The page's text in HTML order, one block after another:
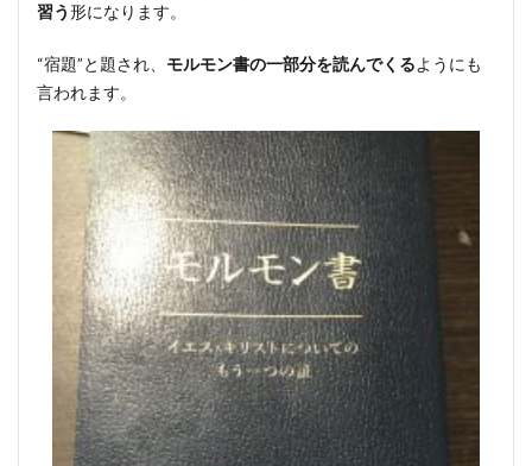
習う形になります。
“宿題”と題され、 モルモン書の一部分を読んでくるようにも
言われます。